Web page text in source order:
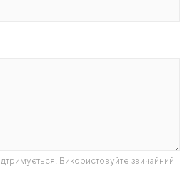
Використовуйте звичайний